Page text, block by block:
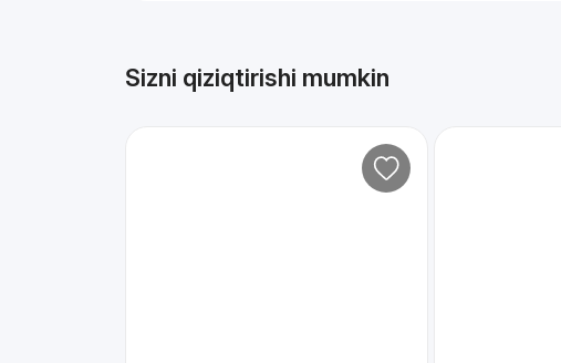
Sizni qiziqtirishi mumkin